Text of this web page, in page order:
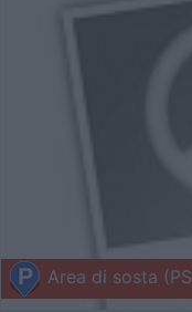
Area di sosta